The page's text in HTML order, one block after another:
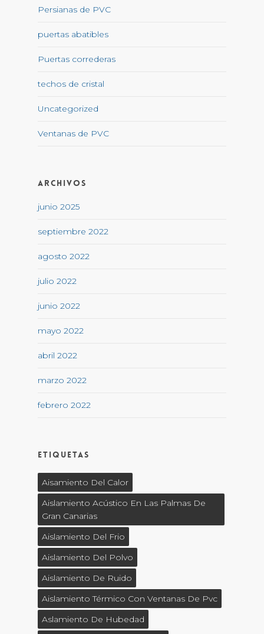
Persianas de PVC
puertas abatibles
Puertas correderas
techos de cristal
Uncategorized
Ventanas de PVC
Archivos
junio 2025
septiembre 2022
agosto 2022
julio 2022
junio 2022
mayo 2022
abril 2022
marzo 2022
febrero 2022
Etiquetas
Aisamiento Del Calor
Aislamiento Acústico En Las Palmas De
Gran Canarias
Aislamiento Del Frio
Aislamiento Del Polvo
Aislamiento De Ruido
Aislamiento Térmico Con Ventanas De Pvc
Aslamiento De Hubedad